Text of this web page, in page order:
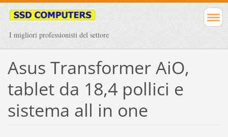
I migliori professionisti del settore
Asus Transformer AiO,
tablet da 18,4 pollici e
sistema all in one